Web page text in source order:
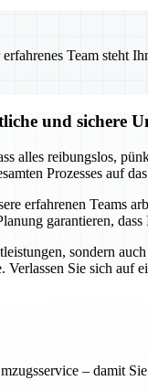
Team
und sichere
alles reibungslos,
Prozesses auf
erfahrenen Teams
garantieren,
sondern
Sie sich
– damit